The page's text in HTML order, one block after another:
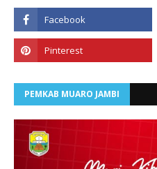
PEMKAB MUARO JAMBI